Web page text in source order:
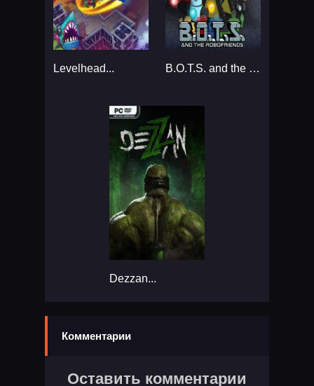
Levelhead... B.O.T.S. and the Robofriends...
Dezzan...
Комментарии
Оставить комментарии